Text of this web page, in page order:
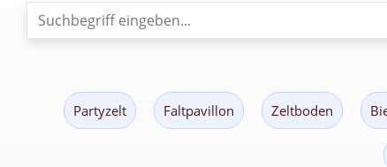
Partyzelt Faltpavillon Zeltboden